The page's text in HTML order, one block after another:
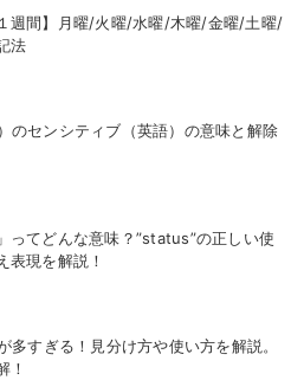
週間】月曜/火曜/水曜/木曜/金曜/土曜/
法
のセンシティブ（英語）の意味と解除
ってどんな意味？”status”の正しい使
表現を解説！
多すぎる！見分け方や使い方を解説。
！